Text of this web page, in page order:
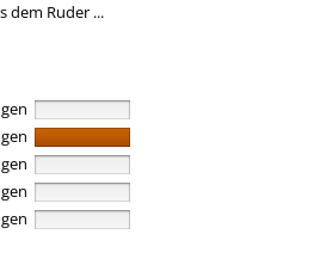
dem Ruder ...